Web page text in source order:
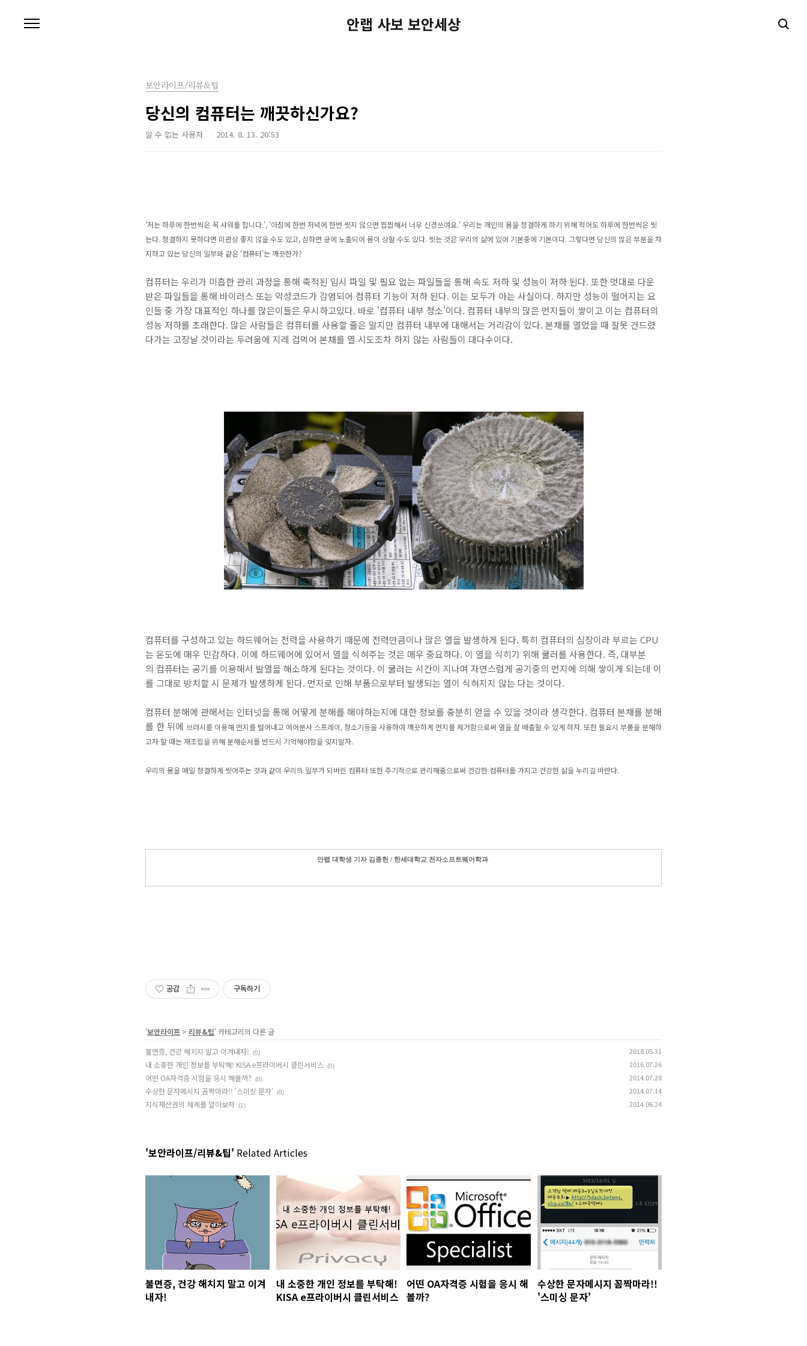
안랩 사보 보안세상
보안라이프/리뷰&팁
당신의 컴퓨터는 깨끗하신가요?
알 수 없는 사용자 2014. 8. 13. 20:53
'저는 하루에 한번씩은 꼭 샤워를 합니다.', '아침에 한번 저녁에 한번 씻지 않으면 찝찝해서 너무 신경쓰여요.' 우리는 개인의 몸을 청결하게 하기 위해 적어도 하루에 한번씩은 씻
는다. 청결하지 못하다면 미관상 좋지 않을 수도 있고, 심하면 균에 노출되어 몸이 상할 수도 있다. 씻는 것은 우리의 삶에 있어 기본중에 기본이다. 그렇다면 당신의 많은 부분을차
지하고 있는 당신의 일부와 같은 '컴퓨터'는 깨끗한가?
컴퓨터는 우리가 미흡한 관리 과정을 통해 축적된 임시 파일 및 필요 없는 파일들을 통해 속도 저하 및 성능이 저하 된다. 또한 멋대로 다운
받은 파일들을 통해 바이러스 또는 악성코드가 감염되어 컴퓨터 기능이 저하 된다. 이는 모두가 아는 사실이다. 하지만 성능이 떨어지는 요
인들 중 가장 대표적인 하나를 많은이들은 무시하고있다. 바로 '컴퓨터 내부 청소'이다. 컴퓨터 내부의 많은 먼지들이 쌓이고 이는 컴퓨터의
성능 저하를 초래한다. 많은 사람들은 컴퓨터를 사용할 줄은 알지만 컴퓨터 내부에 대해서는 거리감이 있다. 본채를 열었을 때 잘못 건드렸
다가는 고장날 것이라는 두려움에 지레 겁먹어 본채를 열 시도조차 하지 않는 사람들이 대다수이다.
컴퓨터를 구성하고 있는 하드웨어는 전력을 사용하기 때문에 전력만큼이나 많은 열을 발생하게 된다. 특히 컴퓨터의 심장이라 부르는 CPU
는 온도에 매우 민감하다. 이에 하드웨어에 있어서 열을 식혀주는 것은 매우 중요하다. 이 열을 식히기 위해 쿨러를 사용한다. 즉, 대부분
의 컴퓨터는 공기를 이용해서 발열을 해소하게 된다는 것이다. 이 쿨러는 시간이 지나며 자연스럽게 공기중의 먼지에 의해 쌓이게 되는데 이
를 그대로 방치할 시 문제가 발생하게 된다. 먼지로 인해 부품으로부터 발생되는 열이 식혀지지 않는 다는 것이다.
컴퓨터 분해에 관해서는 인터넷을 통해 어떻게 분해를 해야하는지에 대한 정보를 충분히 얻을 수 있을 것이라 생각한다. 컴퓨터 본채를 분해
를 한 뒤에 브러시를 이용해 먼지를 털어내고 에어분사 스프레이, 청소기등을 사용하여 깨끗하게 먼지를 제거함으로써 열을 잘 배출할 수 있게 하자. 또한 필요시 부품을 분해하
고자 할 때는재조립을 위해 분해순서를 반드시 기억해야함을 잊지말자.
우리의 몸을 매일 청결하게 씻어주는 것과 같이 우리의 일부가 되버린 컴퓨터 또한 주기적으로 관리해줌으로써 건강한 컴퓨터를 가지고 건강한 삶을 누리길 바란다.
안랩 대학생 기자 김종헌 / 한세대학교 전자소프트웨어학과
공감 구독하기
'보안라이프 > 리뷰&팁' 카테고리의 다른 글
불면증, 건강 해치지 말고 이겨내자!
(0) 2018.05.31
내 소중한 개인 정보를 부탁해! KISA e프라이버시 클린서비스 (0) 2016.07.26
어떤 OA자격증 시험을 응시 해볼까? (0) 2014.07.28
수상한 문자메시지 꼼짝마라!! '스미싱 문자' (0) 2014.07.14
지식재산권의 체계를 알아보자 (1) 2014.06.24
'보안라이프/리뷰&팁' Related Articles
불면증, 건강 해치지 말고 이겨
내자!
내 소중한 개인 정보를 부탁해!
KISA e프라이버시 클린서비스
어떤 OA자격증 시험을 응시 해
볼까?
수상한 문자메시지 꼼짝마라!!
'스미싱 문자'